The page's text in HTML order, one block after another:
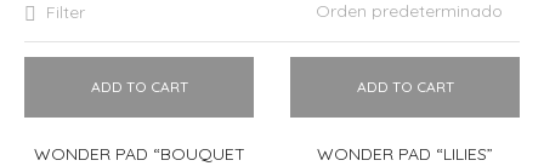
Filter
ADD TO CART
WONDER PAD “BOUQUET
ADD TO CART
WONDER PAD “LILIES”